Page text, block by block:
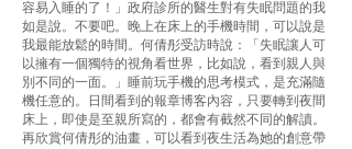
容易入睡的了！」政府診所的醫生對有失眠問題的我
如是說。不要吧。晚上在床上的手機時間，可以說是
我最能放鬆的時間。何倩彤受訪時說：「失眠讓人可
以擁有一個獨特的視角看世界，比如說，看到親人與
別不同的一面。」睡前玩手機的思考模式，是充滿隨
機任意的。日間看到的報章博客內容，只要轉到夜間
床上，即使是至親所寫的，都會有截然不同的解讀。
再欣賞何倩彤的油畫，可以看到夜生活為她的創意帶